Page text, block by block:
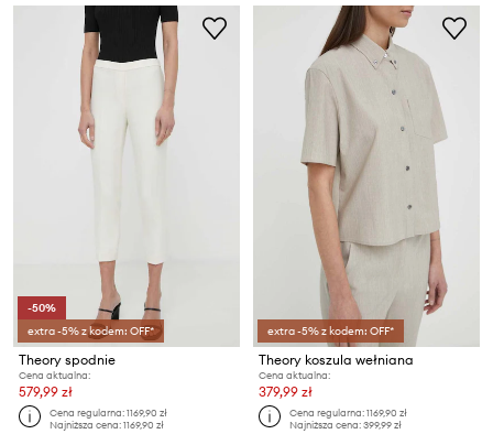
-50%
extra -5% z kodem: OFF*
Theory spodnie
Cena aktualna:
579,99 zł
Cena regularna:1169,90 zł
Najniższa cena:1169,90 zł
extra -5% z kodem: OFF*
Theory koszula wełniana
Cena aktualna:
379,99 zł
Cena regularna:1169,90 zł
Najniższa cena:399,99 zł